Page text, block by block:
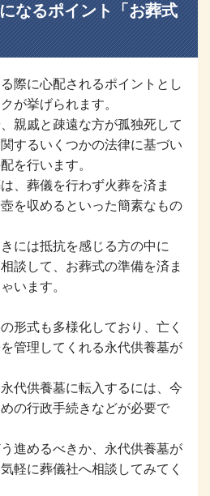
なるポイント「お葬式
際に心配されるポイントとし
が挙げられます。
親戚と疎遠な方が孤独死して
するいくつかの法律に基づい
を行います。
、葬儀を行わず火葬を済ま
を収めるといった簡素なもの
には抵抗を感じる方の中に
談して、お葬式の準備を済ま
います。
形式も多様化しており、亡く
管理してくれる永代供養墓が
代供養墓に転入するには、今
の行政手続きなどが必要で
進めるべきか、永代供養墓が
軽に葬儀社へ相談してみてく